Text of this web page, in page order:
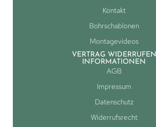
Kontakt
Bohrschablonen
Montagevideos
VERTRAG WIDERRUFEN
INFORMATIONEN
AGB
Impressum
Datenschutz
Widerrufsrecht